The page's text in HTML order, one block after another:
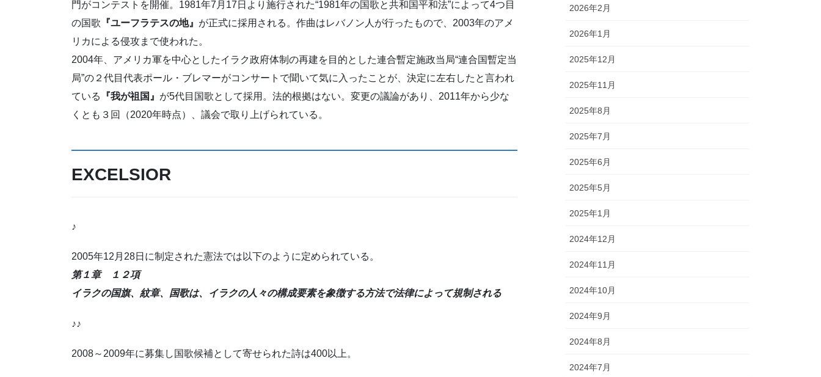
門がコンテストを開催。1981年7月17日より施行された“1981年の国歌と共和国平和法”によって4つ目
の国歌 『ユーフラテスの地』 が正式に採用される。作曲はレバノン人が行ったもので、2003年のアメ
リカによる侵攻まで使われた。
2004年、アメリカ軍を中心としたイラク政府体制の再建を目的とした連合暫定施政当局“連合国暫定当
局”の２代目代表ポール・ブレマーがコンサートで聞いて気に入ったことが、決定に左右したと言われ
ている
『我が祖国』 が5代目国歌として採用。法的根拠はない。変更の議論があり、2011年から少な
くとも３回（2020年時点）、議会で取り上げられている。
EXCELSIOR
♪
2005年12月28日に制定された憲法では以下のように定められている。
第１章 １２項
イラクの国旗、紋章、国歌は、イラクの人々の構成要素を象徴する方法で法律によって規制される
♪♪
2008～2009年に募集し国歌候補として寄せられた詩は400以上。
2026年2月
2026年1月
2025年12月
2025年11月
2025年8月
2025年7月
2025年6月
2025年5月
2025年1月
2024年12月
2024年11月
2024年10月
2024年9月
2024年8月
2024年7月